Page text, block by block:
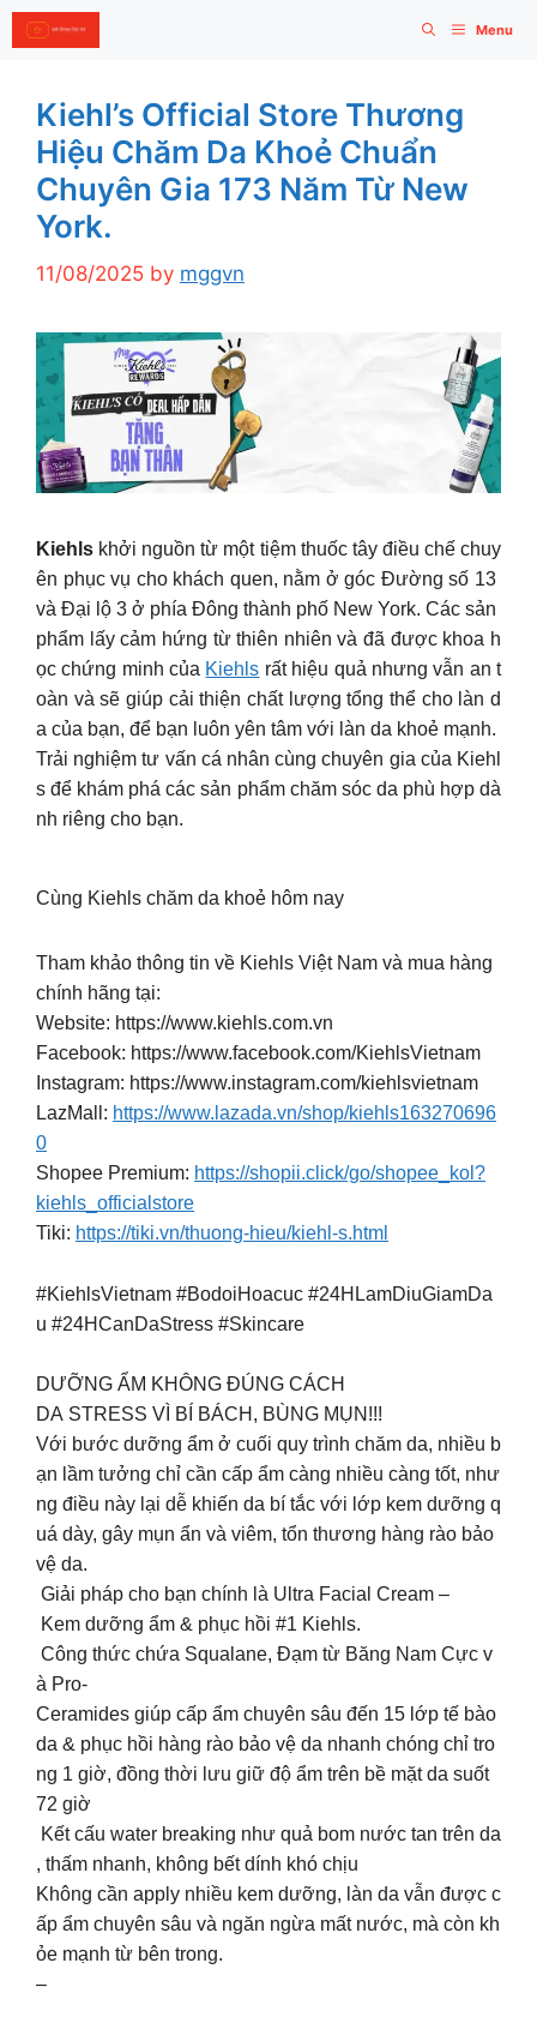
Skip
to
Menu
Kiehl’s Official Store Thương
Hiệu Chăm Da Khoẻ Chuẩn
Chuyên Gia 173 Năm Từ New
York.
11/08/2025 by mggvn
Kiehls khởi nguồn từ một tiệm thuốc tây điều chế chuy
ên phục vụ cho khách quen, nằm ở góc Đường số 13
và Đại lộ 3 ở phía Đông thành phố New York. Các sản
phẩm lấy cảm hứng từ thiên nhiên và đã được khoa h
ọc chứng minh của Kiehls rất hiệu quả nhưng vẫn an t
oàn và sẽ giúp cải thiện chất lượng tổng thể cho làn d
a của bạn, để bạn luôn yên tâm với làn da khoẻ mạnh.
Trải nghiệm tư vấn cá nhân cùng chuyên gia của Kiehl
s để khám phá các sản phẩm chăm sóc da phù hợp dà
nh riêng cho bạn.
Cùng Kiehls chăm da khoẻ hôm nay
Tham khảo thông tin về Kiehls Việt Nam và mua hàng
chính hãng tại:
Website: https://www.kiehls.com.vn
Facebook: https://www.facebook.com/KiehlsVietnam
Instagram: https://www.instagram.com/kiehlsvietnam
LazMall: https://www.lazada.vn/shop/kiehls163270696
0
Shopee Premium: https://shopii.click/go/shopee_kol?
kiehls_officialstore
Tiki: https://tiki.vn/thuong-hieu/kiehl-s.html
#KiehlsVietnam #BodoiHoacuc #24HLamDiuGiamDa
u #24HCanDaStress #Skincare
DƯỠNG ẨM KHÔNG ĐÚNG CÁCH
DA STRESS VÌ BÍ BÁCH, BÙNG MỤN!!!
Với bước dưỡng ẩm ở cuối quy trình chăm da, nhiều b
ạn lầm tưởng chỉ cần cấp ẩm càng nhiều càng tốt, như
ng điều này lại dễ khiến da bí tắc với lớp kem dưỡng q
uá dày, gây mụn ẩn và viêm, tổn thương hàng rào bảo
vệ da.
Giải pháp cho bạn chính là Ultra Facial Cream –
Kem dưỡng ẩm & phục hồi #1 Kiehls.
Công thức chứa Squalane, Đạm từ Băng Nam Cực v
à Pro-
Ceramides giúp cấp ẩm chuyên sâu đến 15 lớp tế bào
da & phục hồi hàng rào bảo vệ da nhanh chóng chỉ tro
ng 1 giờ, đồng thời lưu giữ độ ẩm trên bề mặt da suốt
72 giờ
Kết cấu water breaking như quả bom nước tan trên da
, thấm nhanh, không bết dính khó chịu
Không cần apply nhiều kem dưỡng, làn da vẫn được c
ấp ẩm chuyên sâu và ngăn ngừa mất nước, mà còn kh
ỏe mạnh từ bên trong.
–